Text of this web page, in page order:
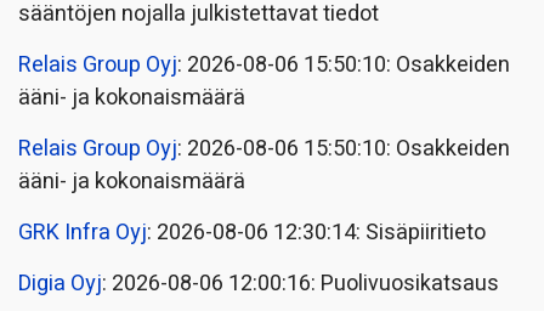
sääntöjen nojalla julkistettavat tiedot
Relais Group Oyj: 2026-08-06 15:50:10: Osakkeiden
ääni- ja kokonaismäärä
Relais Group Oyj: 2026-08-06 15:50:10: Osakkeiden
ääni- ja kokonaismäärä
GRK Infra Oyj: 2026-08-06 12:30:14: Sisäpiiritieto
Digia Oyj: 2026-08-06 12:00:16: Puolivuosikatsaus